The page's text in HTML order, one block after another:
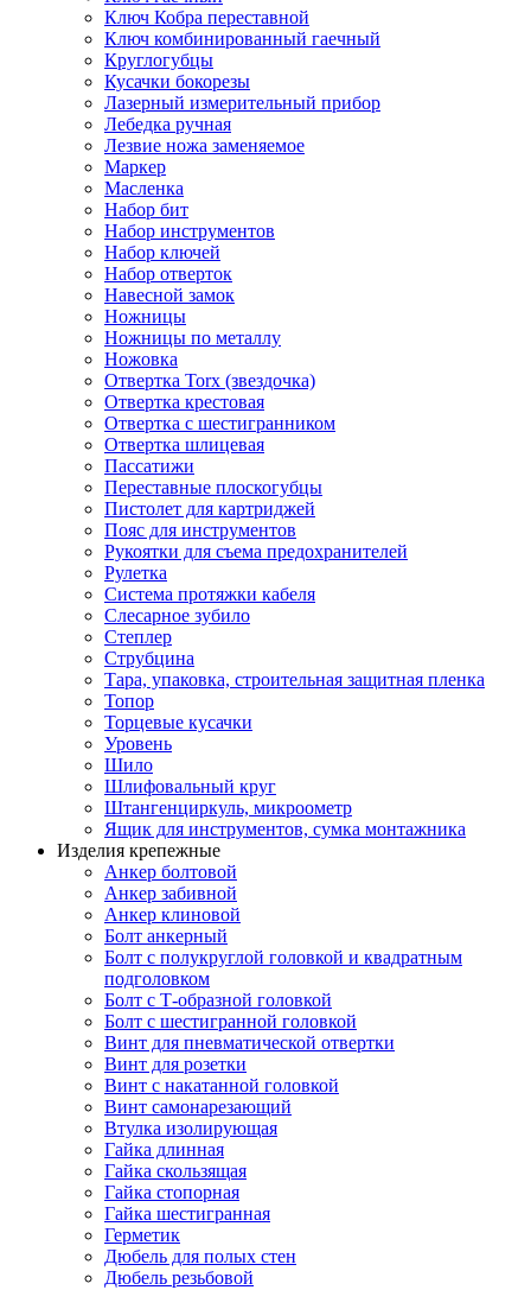
Ключ Кобра переставной
Ключ комбинированный гаечный
Круглогубцы
Кусачки бокорезы
Лазерный измерительный прибор
Лебедка ручная
Лезвие ножа заменяемое
Маркер
Масленка
Набор бит
Набор инструментов
Набор ключей
Набор отверток
Навесной замок
Ножницы
Ножницы по металлу
Ножовка
Отвертка Torx (звездочка)
Отвертка крестовая
Отвертка с шестигранником
Отвертка шлицевая
Пассатижи
Переставные плоскогубцы
Пистолет для картриджей
Пояс для инструментов
Рукоятки для съема предохранителей
Рулетка
Система протяжки кабеля
Слесарное зубило
Степлер
Струбцина
Тара, упаковка, строительная защитная пленка
Топор
Торцевые кусачки
Уровень
Шило
Шлифовальный круг
Штангенциркуль, микроометр
Ящик для инструментов, сумка монтажника
Изделия крепежные
Анкер болтовой
Анкер забивной
Анкер клиновой
Болт анкерный
Болт с полукруглой головкой и квадратным
подголовком
Болт с Т-образной головкой
Болт с шестигранной головкой
Винт для пневматической отвертки
Винт для розетки
Винт с накатанной головкой
Винт самонарезающий
Втулка изолирующая
Гайка длинная
Гайка скользящая
Гайка стопорная
Гайка шестигранная
Герметик
Дюбель для полых стен
Дюбель резьбовой